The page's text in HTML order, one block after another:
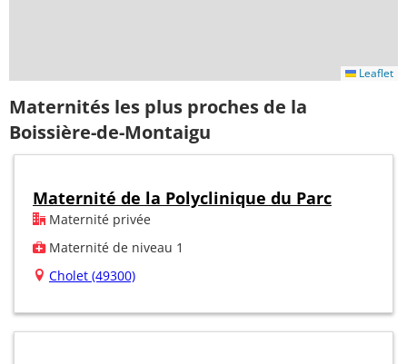
Leaflet
Maternités les plus proches de la
Boissière-de-Montaigu
Maternité de la Polyclinique du Parc
Maternité privée
Maternité de niveau 1
Cholet (49300)